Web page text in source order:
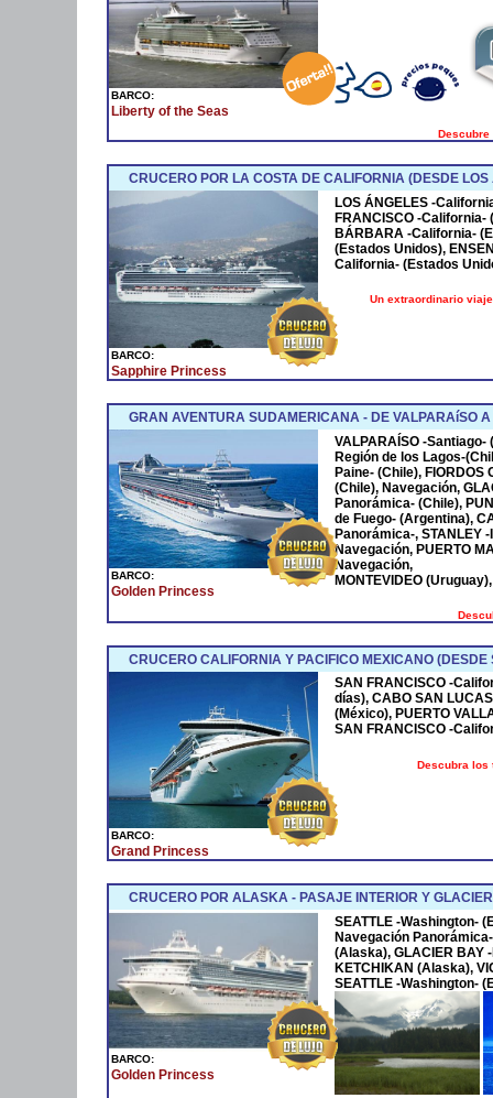
BARCO:
Liberty of the Seas
CRUCERO POR LA COSTA DE CALIFORNIA (DESDE LOS
BARCO:
Sapphire Princess
LOS ÁNGELES -
FRANCISCO -California-
BÁRBARA -California-
(Estados Unidos),
California- (Estados
Un extraordinario
GRAN AVENTURA SUDAMERICANA - DE VALPARAíSO
BARCO:
Golden Princess
VALPARAÍSO -Santiago-
Región de los Lagos-
Paine- (Chile),
(Chile), Navegación,
Panorámica- (Chile),
de Fuego- (Argentina),
Panorámica-, STANLEY
Navegación, PUERTO
Navegación,
MONTEVIDEO (Uruguay),
CRUCERO CALIFORNIA Y PACIFICO MEXICANO
BARCO:
Grand Princess
SAN FRANCISCO -
días), CABO SAN
(México), PUERTO
SAN FRANCISCO -
Descubra los
CRUCERO POR ALASKA - PASAJE INTERIOR Y
BARCO:
Golden Princess
SEATTLE -Washington-
Navegación
(Alaska), GLACIER BAY
KETCHIKAN (Alaska),
SEATTLE -Washington-